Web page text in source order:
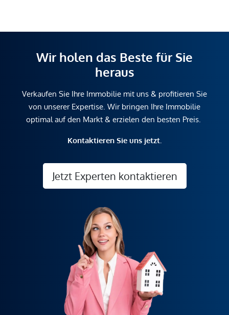
Wir holen das Beste für Sie
heraus
Verkaufen Sie Ihre Immobilie mit uns & profitieren Sie
von unserer Expertise. Wir bringen Ihre Immobilie
optimal auf den Markt & erzielen den besten Preis.
Kontaktieren Sie uns jetzt.
Jetzt Experten kontaktieren